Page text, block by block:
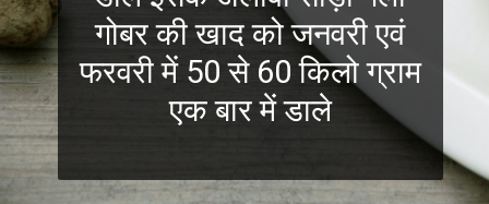
गोबर की खाद को जनवरी एवं
फरवरी में 50 से 60 किलो ग्राम
एक बार में डाले